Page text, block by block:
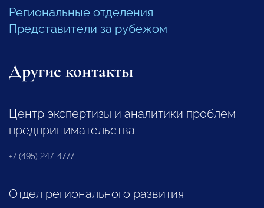
Региональные отделения
Представители за рубежом
Другие контакты
Центр экспертизы и аналитики проблем
предпринимательства
+7 (495) 247-4777
Отдел регионального развития